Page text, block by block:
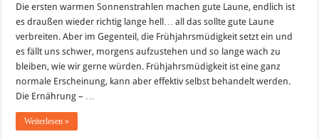
hilft
die
Frühjahrsmüdigkeit?
Die ersten warmen Sonnenstrahlen machen gute Laune, endlich ist
es draußen wieder richtig lange hell… all das sollte gute Laune
verbreiten. Aber im Gegenteil, die Frühjahrsmüdigkeit setzt ein und
es fällt uns schwer, morgens aufzustehen und so lange wach zu
bleiben, wie wir gerne würden. Frühjahrsmüdigkeit ist eine ganz
normale Erscheinung, kann aber effektiv selbst behandelt werden.
Die Ernährung – …
Weiterlesen »